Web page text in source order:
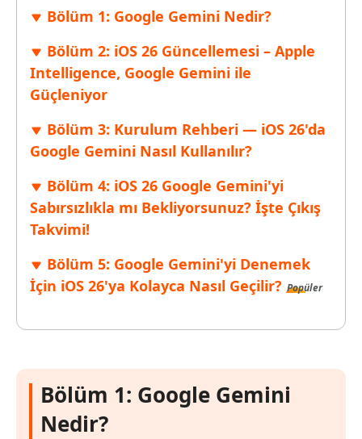
Bölüm 1: Google Gemini Nedir?
Bölüm 2: iOS 26 Güncellemesi – Apple
Intelligence, Google Gemini ile
Güçleniyor
Bölüm 3: Kurulum Rehberi — iOS 26'da
Google Gemini Nasıl Kullanılır?
Bölüm 4: iOS 26 Google Gemini'yi
Sabırsızlıkla mı Bekliyorsunuz? İşte Çıkış
Takvimi!
Bölüm 5: Google Gemini'yi Denemek
İçin iOS 26'ya Kolayca Nasıl Geçilir? Popüler
Bölüm 1: Google Gemini
Nedir?